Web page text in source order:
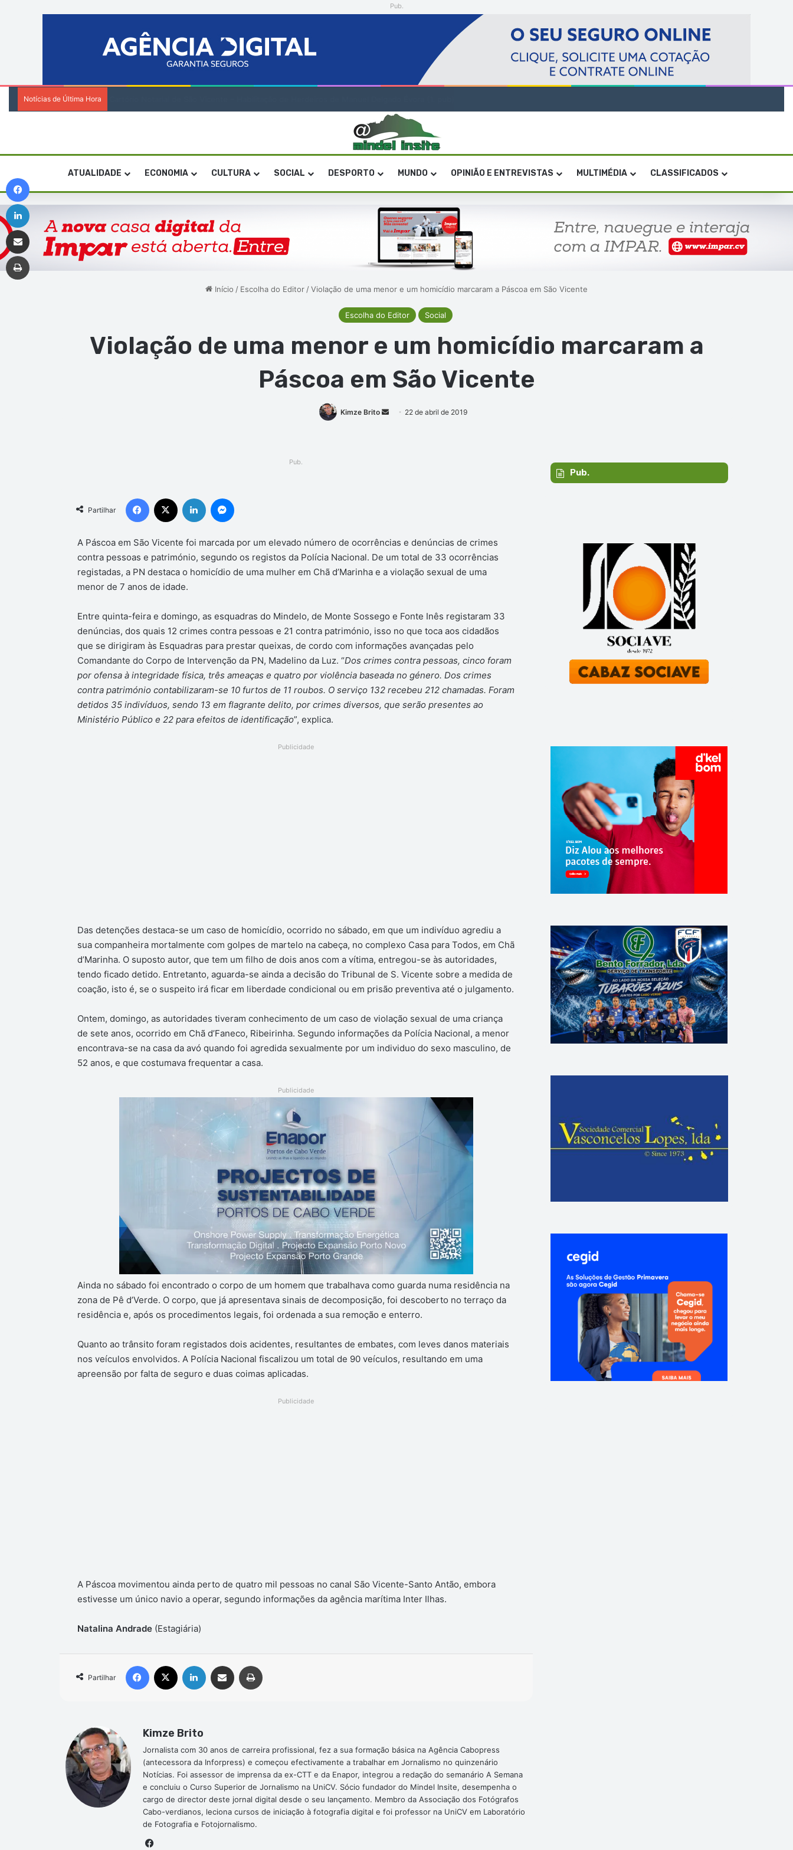
Pub.
Notícias de Última Hora
ATUALIDADE ECONOMIA CULTURA SOCIAL DESPORTO MUNDO OPINIÃO E ENTREVISTAS MULTIMÉDIA CLASSIFICADOS
Início / Escolha do Editor/Violação de uma menor e um homicídio marcaram a Páscoa em São Vicente
Escolha do Editor Social
Violação de uma menor e um homicídio marcaram a
Páscoa em São Vicente
Kimze Brito
Mande22 de abril de 2019
Pub.
Partilhar
Facebook Linkedin
A Páscoa em São Vicente foi marcada por um elevado número de ocorrências e denúncias de crimes
contra pessoas e património, segundo os registos da Polícia Nacional. De um total de 33 ocorrências
registadas, a PN destaca o homicídio de uma mulher em Chã d’Marinha e a violação sexual de uma
menor de 7 anos de idade.
Entre quinta-feira e domingo, as esquadras do Mindelo, de Monte Sossego e Fonte Inês registaram 33
denúncias, dos quais 12 crimes contra pessoas e 21 contra património, isso no que toca aos cidadãos
que se dirigiram às Esquadras para prestar queixas, de cordo com informações avançadas pelo
Comandante do Corpo de Intervenção da PN, Madelino da Luz. “Dos crimes contra pessoas, cinco foram
por ofensa à integridade física, três ameaças e quatro por violência baseada no género. Dos crimes
contra património contabilizaram-se 10 furtos de 11 roubos. O serviço 132 recebeu 212 chamadas. Foram
detidos 35 indivíduos, sendo 13 em flagrante delito, por crimes diversos, que serão presentes ao
Ministério Público e 22 para efeitos de identificação”, explica.
Publicidade
Das detenções destaca-se um caso de homicídio, ocorrido no sábado, em que um indivíduo agrediu a
sua companheira mortalmente com golpes de martelo na cabeça, no complexo Casa para Todos, em Chã
d’Marinha. O suposto autor, que tem um filho de dois anos com a vítima, entregou-se às autoridades,
tendo ficado detido. Entretanto, aguarda-se ainda a decisão do Tribunal de S. Vicente sobre a medida de
coação, isto é, se o suspeito irá ficar em liberdade condicional ou em prisão preventiva até o julgamento.
Ontem, domingo, as autoridades tiveram conhecimento de um caso de violação sexual de uma criança
de sete anos, ocorrido em Chã d’Faneco, Ribeirinha. Segundo informações da Polícia Nacional, a menor
encontrava-se na casa da avó quando foi agredida sexualmente por um individuo do sexo masculino, de
52 anos, e que costumava frequentar a casa.
Publicidade
Ainda no sábado foi encontrado o corpo de um homem que trabalhava como guarda numa residência na
zona de Pê d’Verde. O corpo, que já apresentava sinais de decomposição, foi descoberto no terraço da
residência e, após os procedimentos legais, foi ordenada a sua remoção e enterro.
Quanto ao trânsito foram registados dois acidentes, resultantes de embates, com leves danos materiais
nos veículos envolvidos. A Polícia Nacional fiscalizou um total de 90 veículos, resultando em uma
apreensão por falta de seguro e duas coimas aplicadas.
Publicidade
A Páscoa movimentou ainda perto de quatro mil pessoas no canal São Vicente-Santo Antão, embora
estivesse um único navio a operar, segundo informações da agência marítima Inter Ilhas.
Natalina Andrade (Estagiária)
Partilhar
Facebook Linkedin Compartilhar via e-mail
Kimze Brito
Jornalista com 30 anos de carreira profissional, fez a sua formação básica na Agência Cabopress
(antecessora da Inforpress) e começou efectivamente a trabalhar em Jornalismo no quinzenário
Notícias. Foi assessor de imprensa da ex-CTT e da Enapor, integrou a redação do semanário A Semana
e concluiu o Curso Superior de Jornalismo na UniCV. Sócio fundador do Mindel Insite, desempenha o
cargo de director deste jornal digital desde o seu lançamento. Membro da Associação dos Fotógrafos
Cabo-verdianos, leciona cursos de iniciação à fotografia digital e foi professor na UniCV em Laboratório
de Fotografia e Fotojornalismo.
Pub.
Linkedin
Imprimir